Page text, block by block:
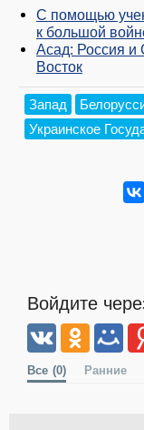
С помощью
к большой
Асад: Россия и
Восток
Запад
Украинское
Войдите
Все (0) Ранние